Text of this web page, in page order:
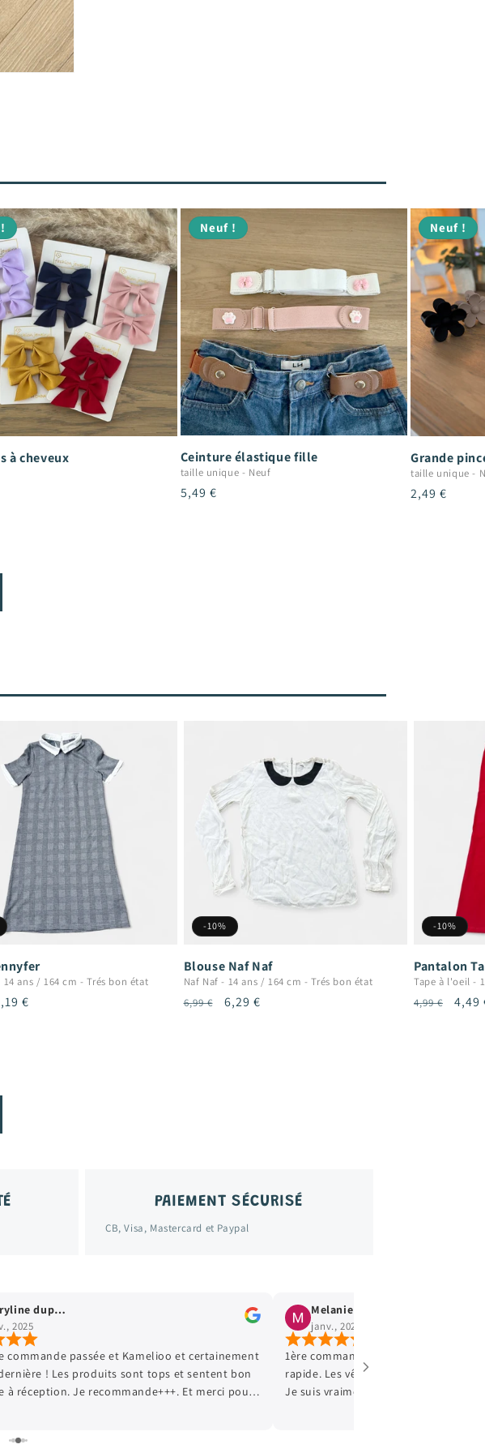
à cheveux
Neuf !
Ceinture élastique fille
taille unique - Neuf
Prix
5,49 €
Neuf !
Grande
taille unique -
Prix
2,49 €
14 ans / 164 cm -Trés bon état
€
-10%
Blouse Naf Naf
Naf Naf - 14 ans / 164 cm -Trés bon état
Prix
6,99 €
Prix
6,29 €
-10%
Pantalon
Tape à l'oeil -
Prix
4,99 €
Prix
4,49
PAIEMENT SÉCURISÉ
CB, Visa, Mastercard et Paypal
maryline dupeuble
2025
commande passée et Kamelioo et certainement
! Les produits sont tops et sentent bon
à réception. Je recommande+++. Et merci pour
Melanie Martin
janv., 2025
1ère commande reçue la semaine
rapide. Les vêtements sont propres
Je suis vraiment ravie et conquise.